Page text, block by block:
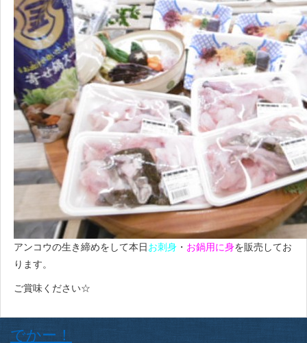
アンコウの生き締めをして本日お刺身 ・ お鍋用に身を販売してお
ります。
ご賞味ください☆
でかー！